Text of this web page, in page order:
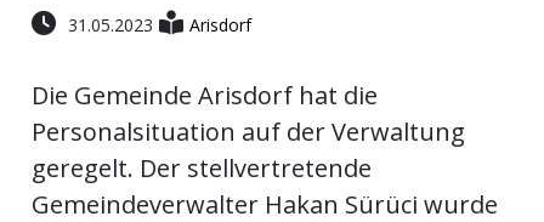
Veranstaltungen
Stellen
E-
Paper
31.05.2023 Arisdorf
Die Gemeinde Arisdorf hat die
Personalsituation auf der Verwaltung
geregelt. Der stellvertretende
Gemeindeverwalter Hakan Sürüci wurde